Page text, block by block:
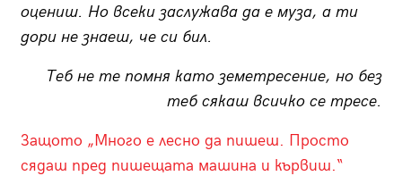
оцениш. Но всеки заслужава да е муза, а ти
дори не знаеш, че си бил.
Теб не те помня като земетресение, но без
теб сякаш всичко се тресе.
Защото „Много е лесно да пишеш. Просто
сядаш пред пишещата машина и кървиш.“